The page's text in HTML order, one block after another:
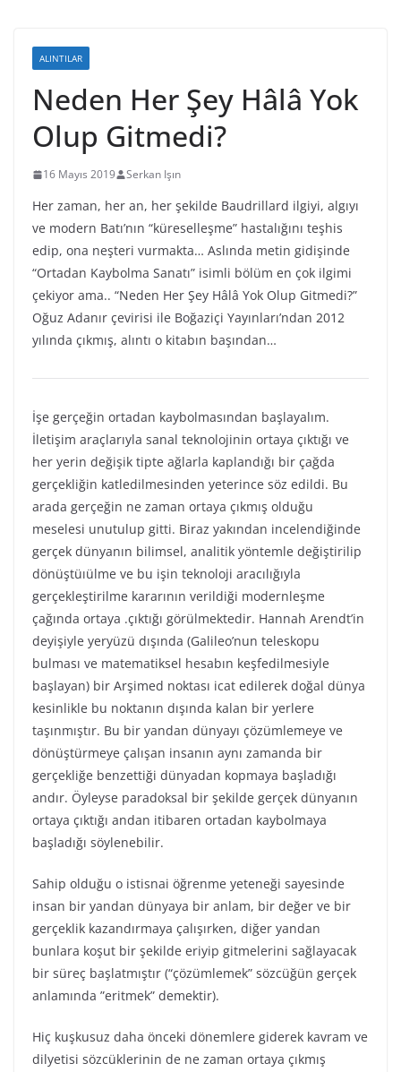
ALINTILAR
Neden Her Şey Hâlâ Yok
Olup Gitmedi?
16 Mayıs 2019 Serkan Işın
Her zaman, her an, her şekilde Baudrillard ilgiyi, algıyı
ve modern Batı’nın “küreselleşme” hastalığını teşhis
edip, ona neşteri vurmakta… Aslında metin gidişinde
“Ortadan Kaybolma Sanatı” isimli bölüm en çok ilgimi
çekiyor ama.. “Neden Her Şey Hâlâ Yok Olup Gitmedi?”
Oğuz Adanır çevirisi ile Boğaziçi Yayınları’ndan 2012
yılında çıkmış, alıntı o kitabın başından…
İşe gerçeğin ortadan kaybolmasından başlayalım.
İletişim araçlarıyla sanal teknolojinin ortaya çıktığı ve
her yerin değişik tipte ağlarla kaplandığı bir çağda
gerçekliğin katledilmesinden yeterince söz edildi. Bu
arada gerçeğin ne zaman ortaya çıkmış olduğu
meselesi unutulup gitti. Biraz yakından incelendiğinde
gerçek dünyanın bilimsel, analitik yöntemle değiştirilip
dönüştüıülme ve bu işin teknoloji aracılığıyla
gerçekleştirilme kararının verildiği modernleşme
çağında ortaya .çıktığı görülmektedir. Hannah Arendt’in
deyişiyle yeryüzü dışında (Galileo’nun teleskopu
bulması ve matematiksel hesabın keşfedilmesiyle
başlayan) bir Arşimed noktası icat edilerek doğal dünya
kesinlikle bu noktanın dışında kalan bir yerlere
taşınmıştır. Bu bir yandan dünyayı çözümlemeye ve
dönüştürmeye çalışan insanın aynı zamanda bir
gerçekliğe benzettiği dünyadan kopmaya başladığı
andır. Öyleyse paradoksal bir şekilde gerçek dünyanın
ortaya çıktığı andan itibaren ortadan kaybolmaya
başladığı söylenebilir.
Sahip olduğu o istisnai öğrenme yeteneği sayesinde
insan bir yandan dünyaya bir anlam, bir değer ve bir
gerçeklik kazandırmaya çalışırken, diğer yandan
bunlara koşut bir şekilde eriyip gitmelerini sağlayacak
bir süreç başlatmıştır (“çözümlemek” sözcüğün gerçek
anlamında ”eritmek” demektir).
Hiç kuşkusuz daha önceki dönemlere giderek kavram ve
dilyetisi sözcüklerinin de ne zaman ortaya çıkmış